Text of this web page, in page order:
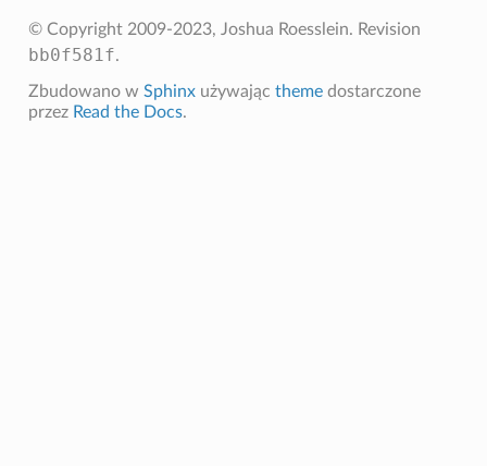
© Copyright 2009-2023, Joshua Roesslein. Revision
bb0f581f.
Zbudowano w Sphinxużywając themedostarczone
przez Read the Docs.